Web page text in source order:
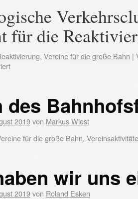
für die
, Vereine für die große Bahn |
des
2019von Markus Wiest
für die große Bahn,
wir uns
2019von Roland Esken